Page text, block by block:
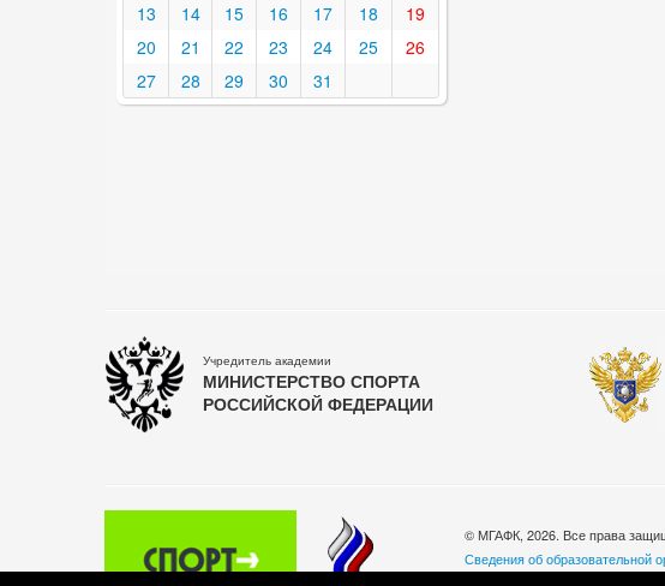
13
14 15 16 17 18
19
20
21 22 23 24 25
26
27
28 29 30 31
Учредитель академии
МИНИСТЕРСТВО СПОРТА
РОССИЙСКОЙ ФЕДЕРАЦИИ
© МГАФК, 2026. Все права
Сведения об образовательной